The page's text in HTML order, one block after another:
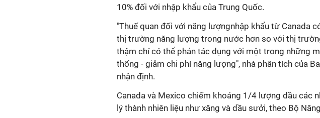
10% đối với nhập khẩu của Trung Quốc.
"Thuế quan đối với năng lượngnhập khẩu từ Canada
thị trường năng lượng trong nước hơn so với thị
thậm chí có thể phản tác dụng với một trong những
thống - giảm chi phí năng lượng", nhà phân tích của
nhận định.
Canada và Mexico chiếm khoảng 1/4 lượng dầu các
lý thành nhiên liệu như xăng và dầu sưởi, theo Bộ